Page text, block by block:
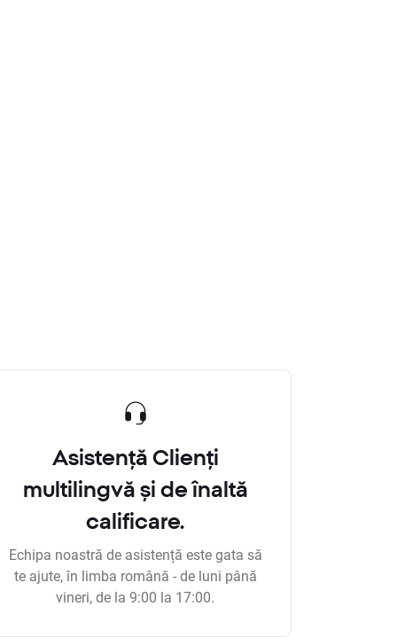
Asistență Clienți
multilingvă și de înaltă
calificare.
Echipa noastră de asistență este gata să
te ajute, în limba română - de luni până
vineri, de la 9:00 la 17:00.